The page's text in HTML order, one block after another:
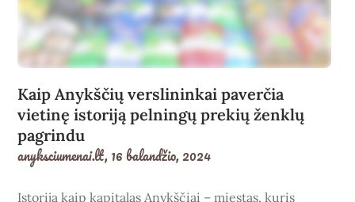
Kaip Anykščių verslininkai paverčia
vietinę istoriją pelningų prekių ženklų
pagrindu
anyksciumenai.lt,16 balandžio, 2024
Istorija kaip kapitalas Anykščiai – miestas, kuris